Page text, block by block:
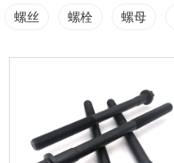
螺丝 螺栓 螺母